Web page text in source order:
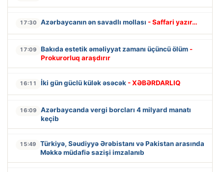
17:30 Azərbaycanın ən savadlı mollası - Saffari yazır…
17:09 Bakıda estetik əməliyyat zamanı üçüncü ölüm -
Prokurorluq araşdırır
16:11 İki gün güclü külək əsəcək - XƏBƏRDARLIQ
16:09
Azərbaycanda vergi borcları 4 milyard manatı
keçib
15:49
Türkiyə, Səudiyyə Ərəbistanı və Pakistan arasında
Məkkə müdafiə sazişi imzalanıb